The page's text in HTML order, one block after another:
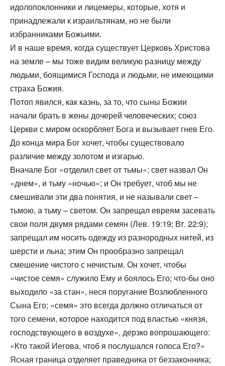
идолопоклонники и лицемеры, которые, хотя и
принадлежали к израильтянам, но не были
избранниками Божьими.
И в наше время, когда существует Церковь Христова
на земле – мы тоже видим великую разницу между
людьми, боящимися Господа и людьми, не имеющими
страха Божия.
Потоп явился, как казнь, за то, что сыны Божии
начали брать в жены дочерей человеческих; союз
Церкви с миром оскорбляет Бога и вызывает гнев Его.
До конца мира Бог хочет, чтобы существовало
различие между золотом и изгарью.
Вначале Бог «отделил свет от тьмы»; свет назвал Он
«днем», и тьму «ночью»; и Он требует, чтоб мы не
смешивали эти два понятия, и не называли свет –
тьмою, а тьму – светом. Он запрещал евреям засевать
свои поля двумя рядами семян (Лев. 19:19; Вт. 22:9);
запрещал им носить одежду из разнородных нитей, из
шерсти и льна; этим Он прообразно запрещал
смешение чистого с нечистым. Он хочет, чтобы
«чистое семя» служило Ему и боялось Его; что-бы оно
выходило «за стан», неся поругание Возлюбленного
Сына Его; «семя» это всегда должно отличаться от
того семени, которое находится под властью «князя,
господствующего в воздухе», дерзко вопрошающего:
«Кто такой Иегова, чтоб я послушался голоса Его?»
Ясная граница отделяет праведника от беззаконника;